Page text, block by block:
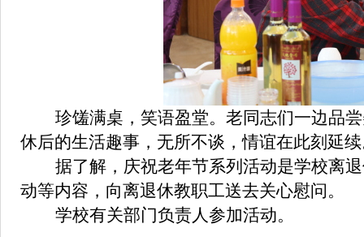
珍馐满桌，笑语盈堂。老同志们一边品
休后的生活趣事，无所不谈，情谊在此刻延
据了解，庆祝老年节系列活动是学校离
动等内容，向离退休教职工送去关心慰问。
学校有关部门负责人参加活动。